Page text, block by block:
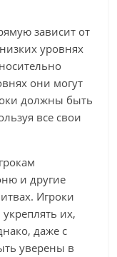
зависит от
уровнях
они могут
должны быть
все свои
и другие
Игроки
их,
даже с
уверены в